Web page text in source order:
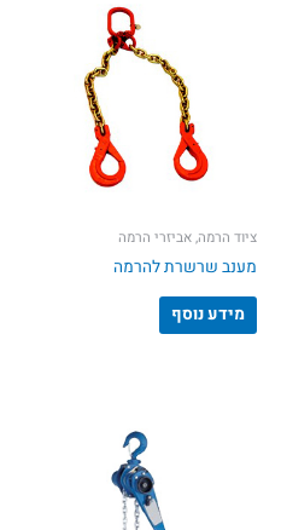
ציוד הרמה, אביזרי הרמה
מענב שרשרת להרמה
מידע נוסף